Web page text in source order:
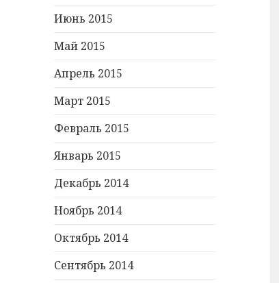
Июнь 2015
Май 2015
Апрель 2015
Март 2015
Февраль 2015
Январь 2015
Декабрь 2014
Ноябрь 2014
Октябрь 2014
Сентябрь 2014